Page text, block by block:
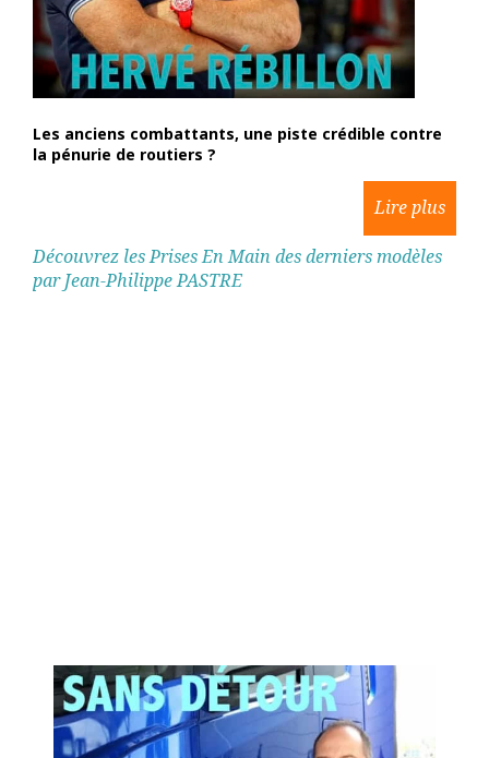
Les anciens combattants, une piste crédible contre
la pénurie de routiers ?
Découvrez les Prises En Main des derniers modèles
par Jean-Philippe PASTRE